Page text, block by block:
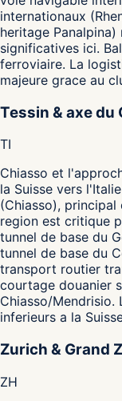
internationaux
heritage
significatives ici.
ferroviaire. La
majeure grace au
Tessin & axe du
TI
Chiasso et
la Suisse vers
(Chiasso),
region est critique
tunnel de base du
tunnel de base du
transport routier
courtage douanier
Chiasso/Mendrisio.
inferieurs a la
Zurich & Grand
ZH